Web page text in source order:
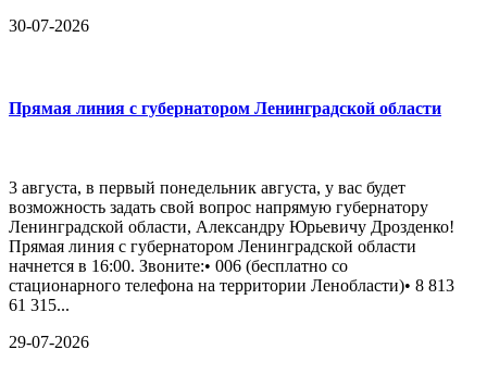
30-07-2026
Прямая линия с губернатором Ленинградской области
3 августа, в первый понедельник августа, у вас будет
возможность задать свой вопрос напрямую губернатору
Ленинградской области, Александру Юрьевичу Дрозденко!
Прямая линия с губернатором Ленинградской области
начнется в 16:00. Звоните:• 006 (бесплатно со
стационарного телефона на территории Ленобласти)• 8 813
61 315...
29-07-2026